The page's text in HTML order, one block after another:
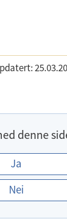
denne
Ja
Nei